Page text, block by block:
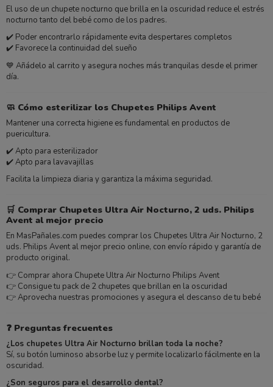
El uso de un chupete nocturno que brilla en la oscuridad reduce el estrés
nocturno tanto del bebé como de los padres.
✔️ Poder encontrarlo rápidamente evita despertares completos
✔️ Favorece la continuidad del sueño
💙 Añádelo al carrito y asegura noches más tranquilas desde el primer
día.
🧼 Cómo esterilizar los Chupetes Philips Avent
Mantener una correcta higiene es fundamental en productos de
puericultura.
✔️ Apto para esterilizador
✔️ Apto para lavavajillas
Facilita la limpieza diaria y garantiza la máxima seguridad.
🛒 Comprar Chupetes Ultra Air Nocturno, 2 uds. Philips
Avent al mejor precio
En MasPañales.com puedes comprar los Chupetes Ultra Air Nocturno, 2
uds. Philips Avent al mejor precio online, con envío rápido y garantía de
producto original.
👉 Comprar ahora Chupete Ultra Air Nocturno Philips Avent
👉 Consigue tu pack de 2 chupetes que brillan en la oscuridad
👉 Aprovecha nuestras promociones y asegura el descanso de tu bebé
❓ Preguntas frecuentes
¿Los chupetes Ultra Air Nocturno brillan toda la noche?
Sí, su botón luminoso absorbe luz y permite localizarlo fácilmente en la
oscuridad.
¿Son seguros para el desarrollo dental?